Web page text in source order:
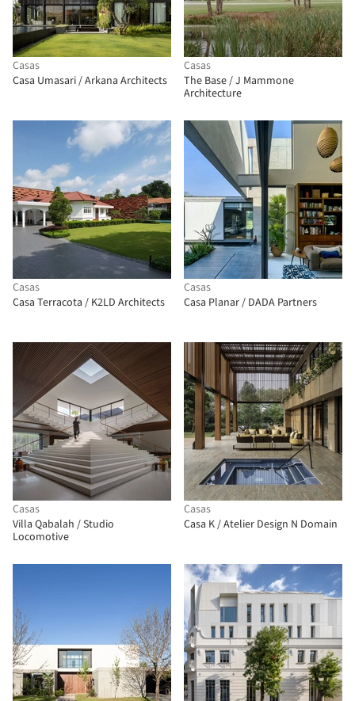
Casas
Casa Umasari / Arkana Architects
Casas
The Base / J Mammone
Architecture
Casas
Casa Terracota / K2LD Architects
Casas
Casa Planar / DADA Partners
Casas
Villa Qabalah / Studio
Locomotive
Casas
Casa K / Atelier Design N Domain